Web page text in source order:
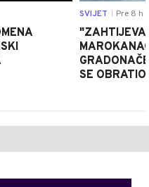
SVIJET Pre 8 h
SE